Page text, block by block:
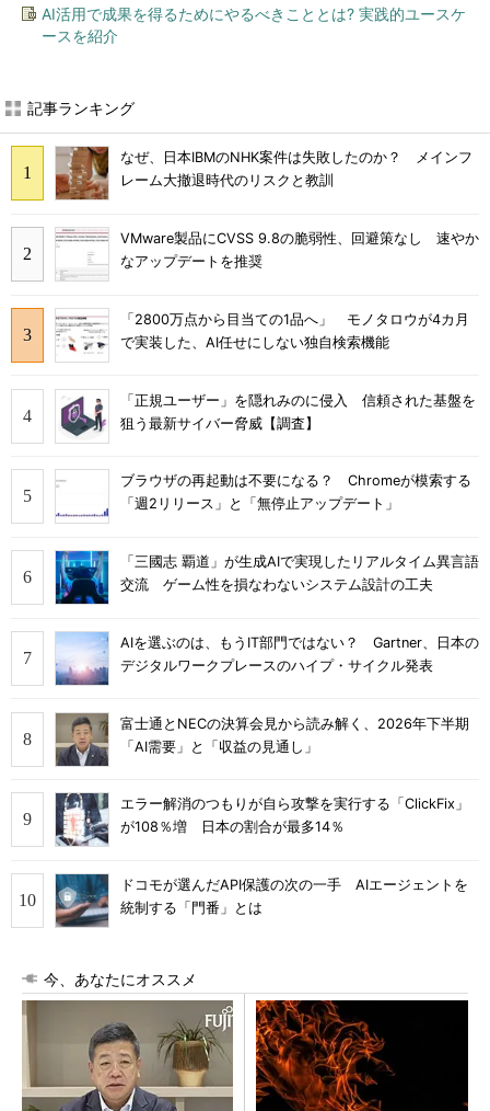
AI活用で成果を得るためにやるべきこととは? 実践的ユースケ
ースを紹介
記事ランキング
なぜ、日本IBMのNHK案件は失敗したのか？ メインフ
レーム大撤退時代のリスクと教訓
VMware製品にCVSS 9.8の脆弱性、回避策なし 速やか
なアップデートを推奨
「2800万点から目当ての1品へ」 モノタロウが4カ月
で実装した、AI任せにしない独自検索機能
「正規ユーザー」を隠れみのに侵入 信頼された基盤を
狙う最新サイバー脅威【調査】
ブラウザの再起動は不要になる？ Chromeが模索する
「週2リリース」と「無停止アップデート」
「三國志 覇道」が生成AIで実現したリアルタイム異言語
交流 ゲーム性を損なわないシステム設計の工夫
AIを選ぶのは、もうIT部門ではない？ Gartner、日本の
デジタルワークプレースのハイプ・サイクル発表
富士通とNECの決算会見から読み解く、2026年下半期
「AI需要」と「収益の見通し」
エラー解消のつもりが自ら攻撃を実行する「ClickFix」
が108％増 日本の割合が最多14％
ドコモが選んだAPI保護の次の一手 AIエージェントを
統制する「門番」とは
今、あなたにオススメ